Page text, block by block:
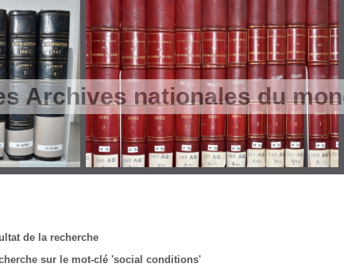
Archives nationales du
de la recherche
sur le mot-clé 'social conditions'